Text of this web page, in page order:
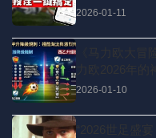
2026-01-11
《马力欧大
力欧2026年的
2026-01-10
“2026世足盛